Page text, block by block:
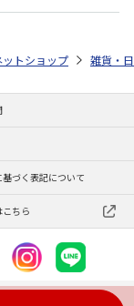
テッカー【イタリアン
ットショップ 雑貨・
づく表記について
ちら